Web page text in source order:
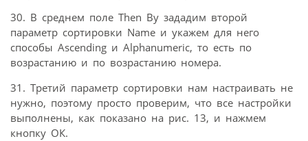
30. В среднем поле Then By зададим второй
параметр сортировки Name и укажем для него
способы Ascending и Alphanumeric, то есть по
возрастанию и по возрастанию номера.
31. Третий параметр сортировки нам настраивать не
нужно, поэтому просто проверим, что все настройки
выполнены, как показано на рис. 13, и нажмем
кнопку ОК.